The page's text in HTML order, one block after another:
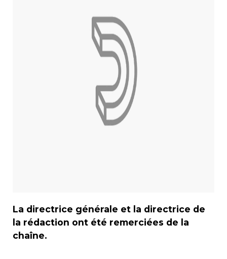
La directrice générale et la directrice de
la rédaction ont été remerciées de la
chaîne.